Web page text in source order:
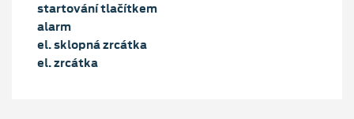
startování tlačítkem
alarm
el. sklopná zrcátka
el. zrcátka